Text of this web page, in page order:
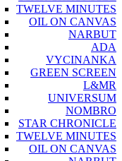
TWELVE MINUTES
OIL ON CANVAS
NARBUT
ADA
VYCINANKA
GREEN SCREEN
L&MR
UNIVERSUM
NOMBRO
STAR CHRONICLE
TWELVE MINUTES
OIL ON CANVAS